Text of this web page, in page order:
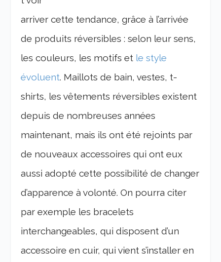
arriver cette tendance, grâce à l’arrivée
de produits réversibles : selon leur sens,
les couleurs, les motifs et le style
évoluent. Maillots de bain, vestes, t-
shirts, les vêtements réversibles existent
depuis de nombreuses années
maintenant, mais ils ont été rejoints par
de nouveaux accessoires qui ont eux
aussi adopté cette possibilité de changer
d’apparence à volonté. On pourra citer
par exemple les bracelets
interchangeables, qui disposent d’un
accessoire en cuir, qui vient s’installer en